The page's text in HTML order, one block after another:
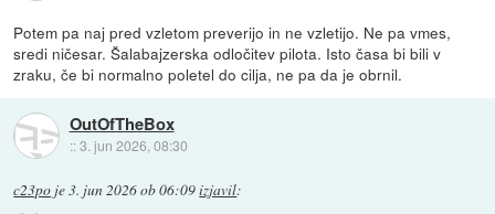
Potem pa naj pred vzletom preverijo in ne vzletijo. Ne pa vmes,
sredi ničesar. Šalabajzerska odločitev pilota. Isto časa bi bili v
zraku, če bi normalno poletel do cilja, ne pa da je obrnil.
OutOfTheBox
::3. jun 2026, 08:30
c23po je3. jun 2026 ob 06:09izjavil: